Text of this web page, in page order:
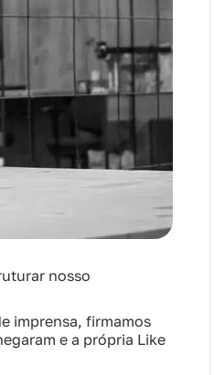
nosso
imprensa, firmamos
e a própria Like